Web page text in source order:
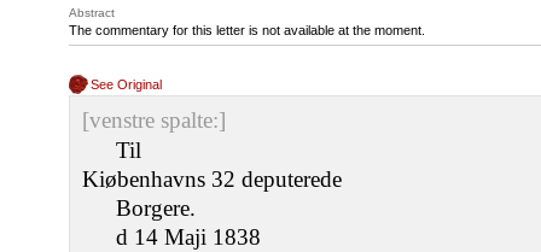
Abstract
The commentary for this letter is not available at the moment.
See Original
[venstre spalte:]
Til
Kiøbenhavns 32 deputerede
Borgere.
d 14 Maji 1838